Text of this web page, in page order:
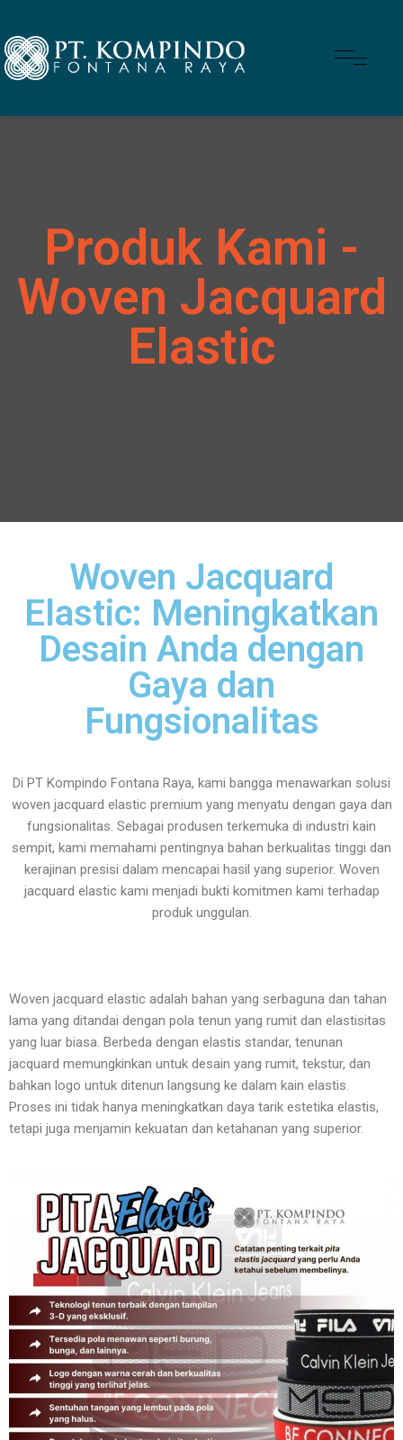
Produk Kami -
Woven Jacquard
Elastic
Woven Jacquard
Elastic: Meningkatkan
Desain Anda dengan
Gaya dan
Fungsionalitas
Di PT Kompindo Fontana Raya, kami bangga menawarkan solusi
woven jacquard elastic premium yang menyatu dengan gaya dan
fungsionalitas. Sebagai produsen terkemuka di industri kain
sempit, kami memahami pentingnya bahan berkualitas tinggi dan
kerajinan presisi dalam mencapai hasil yang superior. Woven
jacquard elastic kami menjadi bukti komitmen kami terhadap
produk unggulan.
Woven jacquard elastic adalah bahan yang serbaguna dan tahan
lama yang ditandai dengan pola tenun yang rumit dan elastisitas
yang luar biasa. Berbeda dengan elastis standar, tenunan
jacquard memungkinkan untuk desain yang rumit, tekstur, dan
bahkan logo untuk ditenun langsung ke dalam kain elastis.
Proses ini tidak hanya meningkatkan daya tarik estetika elastis,
tetapi juga menjamin kekuatan dan ketahanan yang superior.